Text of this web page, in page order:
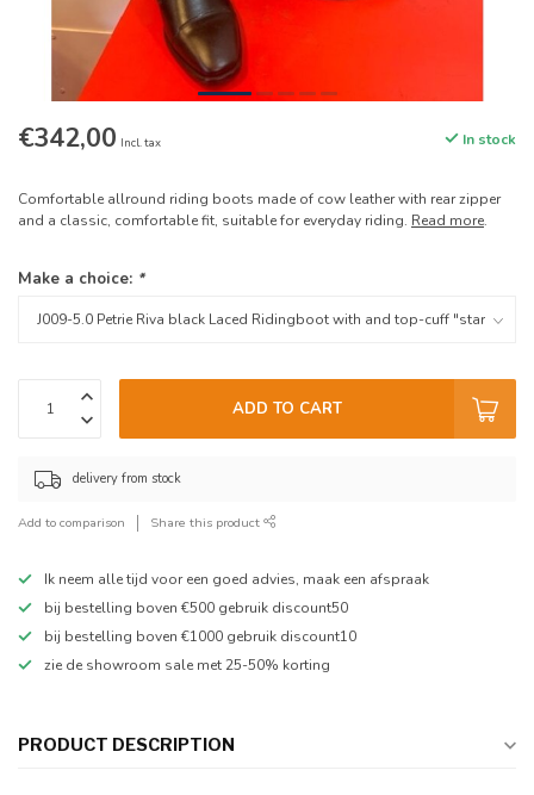
€342,00 Incl. tax In stock
Comfortable allround riding boots made of cow leather with rear zipper
and a classic, comfortable fit, suitable for everyday riding. Read more.
Make a choice: *
ADD TO CART
delivery from stock
Add to comparison Share this product
Ik neem alle tijd voor een goed advies, maak een afspraak
bij bestelling boven €500 gebruik discount50
bij bestelling boven €1000 gebruik discount10
zie de showroom sale met 25-50% korting
PRODUCT DESCRIPTION